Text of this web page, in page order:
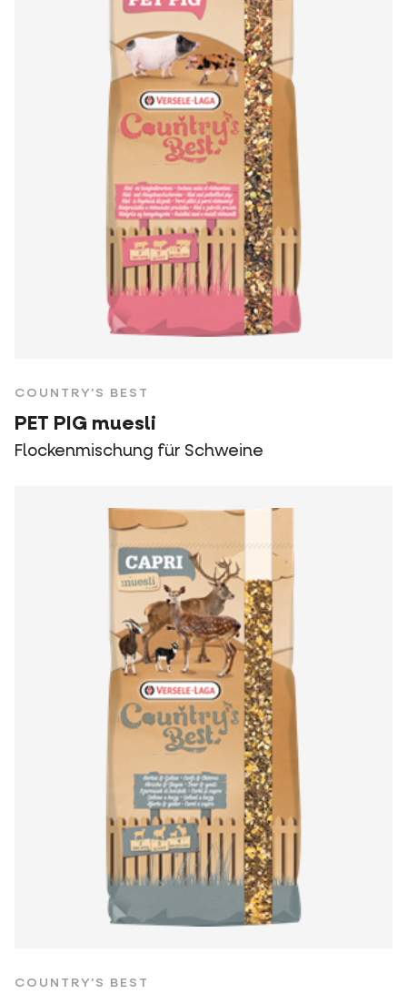
COUNTRY'S BEST
PET PIG muesli
Flockenmischung für Schweine
COUNTRY'S BEST